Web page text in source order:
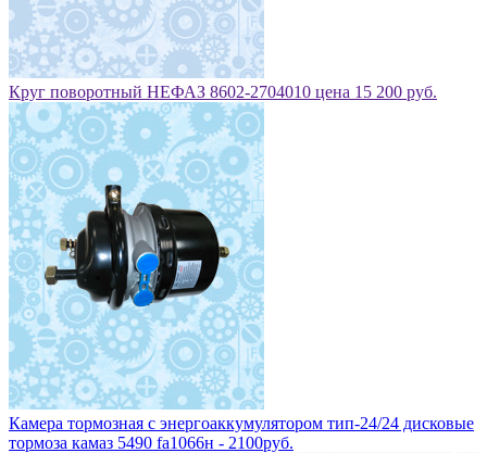
Круг поворотный НЕФАЗ 8602-2704010 цена 15 200 руб.
Камера тормозная с энергоаккумулятором тип-24/24 дисковые
тормоза камаз 5490 fa1066н - 2100руб.